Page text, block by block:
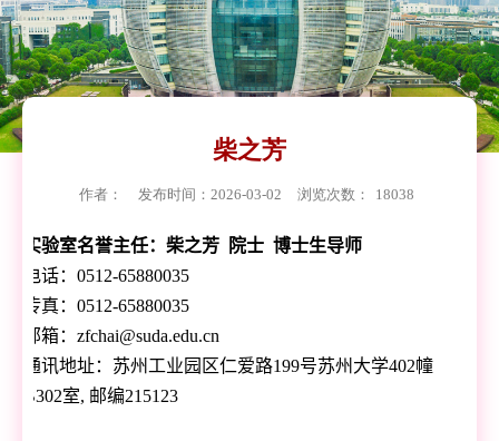
柴之芳
作者： 发布时间：2026-03-02 浏览次数： 18038
实验室名誉主任：柴之芳 院士 博士生导师
电话：0512-65880035
传真：0512-65880035
邮箱：zfchai@suda.edu.cn
通讯地址：苏州工业园区仁爱路199号苏州大学402幢
B302室, 邮编215123